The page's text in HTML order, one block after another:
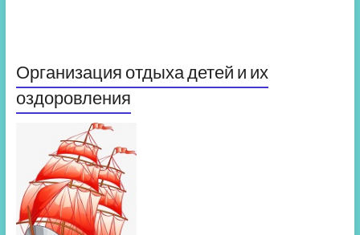
Организация отдыха детей и их
оздоровления